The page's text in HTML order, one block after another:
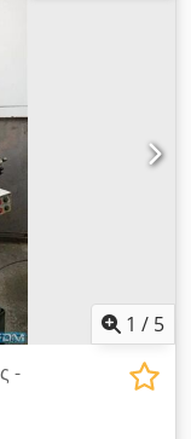
6000 Πιθανή με την
10 - 500
ισχύος:
χώρος
εργαλειομηχανή
στήλης για την
και
τροφοδοσίες και
και οριζόντιες
ταχύτητες
μέσω
τραπέζι σύσφιξης
à 16mm x 7.
διακόπτη μηχανής.
1 / 5
-